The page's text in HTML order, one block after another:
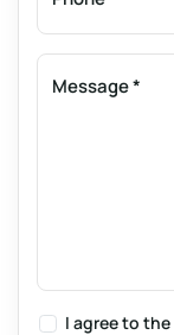
Message*
I agree to the